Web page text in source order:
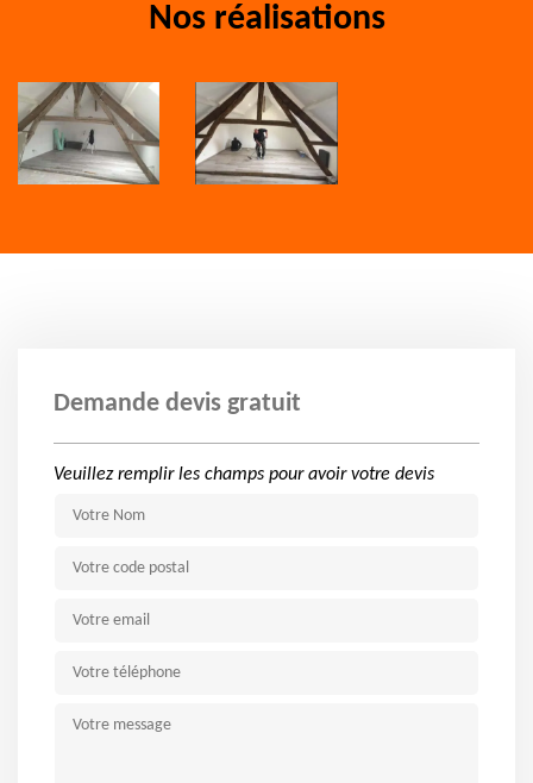
Nos réalisations
Demande devis gratuit
Veuillez remplir les champs pour avoir votre devis